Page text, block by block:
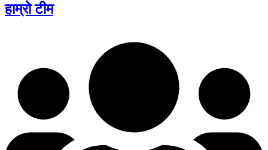
हाम्रो टीम